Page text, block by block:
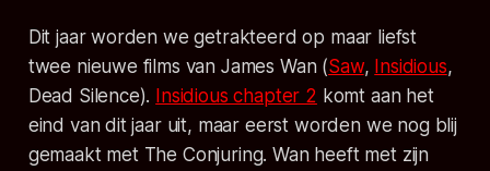
Dit jaar worden we getrakteerd op maar liefst
twee nieuwe films van James Wan (Saw, Insidious,
Dead Silence). Insidious chapter 2 komt aan het
eind van dit jaar uit, maar eerst worden we nog blij
gemaakt met The Conjuring. Wan heeft met zijn